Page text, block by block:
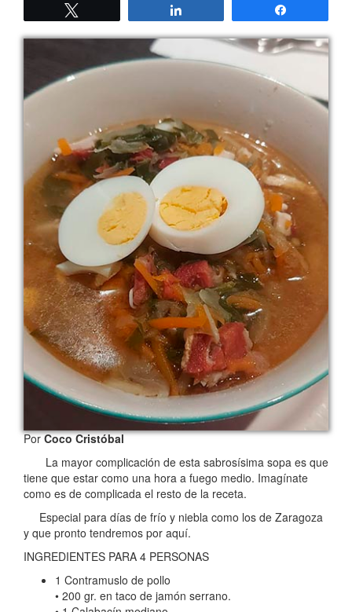
PorCoco Cristóbal
La mayor complicación de esta sabrosísima sopa es que
tiene que estar como una hora a fuego medio. Imagínate
como es de complicada el resto de la receta.
Especial para días de frío y niebla como los de Zaragoza
y que pronto tendremos por aquí.
INGREDIENTES PARA 4 PERSONAS
1 Contramuslo de pollo
• 200 gr. en taco de jamón serrano.